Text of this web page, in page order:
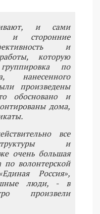
и сами
и сторонние
и
которую
по
нанесенного
произведены
обосновано и
дома,
все
и
очень большая
волонтерской
Россия»,
люди, - в
произвели